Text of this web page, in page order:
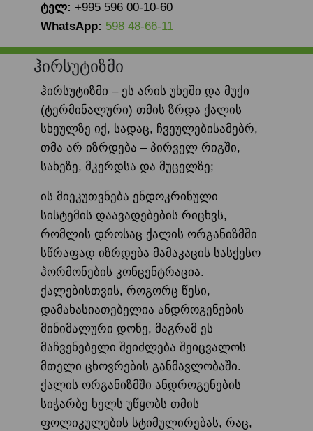
ტელ: +995 596 00-10-60
WhatsApp: 598 48-66-11
ჰირსუტიზმი
ჰირსუტიზმი – ეს არის უხეში და მუქი
(ტერმინალური) თმის ზრდა ქალის
სხეულზე იქ, სადაც, ჩვეულებისამებრ,
თმა არ იზრდება – პირველ რიგში,
სახეზე, მკერდსა და მუცელზე;
ის მიეკუთვნება ენდოკრინული
სისტემის დაავადებების რიცხვს,
რომლის დროსაც ქალის ორგანიზმში
სწრაფად იზრდება მამაკაცის სასქესო
ჰორმონების კონცენტრაცია.
ქალებისთვის, როგორც წესი,
დამახასიათებელია ანდროგენების
მინიმალური დონე, მაგრამ ეს
მაჩვენებელი შეიძლება შეიცვალოს
მთელი ცხოვრების განმავლობაში.
ქალის ორგანიზმში ანდროგენების
სიჭარბე ხელს უწყობს თმის
ფოლიკულების სტიმულირებას, რაც,